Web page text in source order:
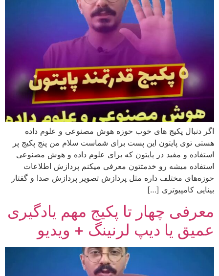
اگر دنبال پکیج های خوب حوزه هوش مصنوعی و علوم داده
هستی توی پایتون این پست برای شماست سلام من پنج پکیج پر
استفاده و مفید در پایتون که برای علوم داده و هوش مصنوعی
استفاده میشه رو خدمتتون معرفی میکنم پردازش اطلاعات
حوزه‌های مختلف داره مثل پردازش تصویر پردازش صدا و گفتار
بینایی کامپیوتری […]
معرفی چهار تا پکیج مهم یادگیری
عمیق یا دیپ لرنینگ + ویدیو